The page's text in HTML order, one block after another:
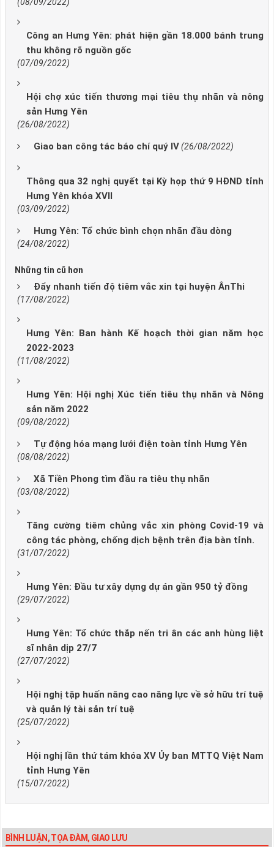
(08/09/2022)
Công an Hưng Yên: phát hiện gần 18.000 bánh trung
thu không rõ nguồn gốc
(07/09/2022)
Hội chợ xúc tiến thương mại tiêu thụ nhãn và nông
sản Hưng Yên
(26/08/2022)
Giao ban công tác báo chí quý IV(26/08/2022)
Thông qua 32 nghị quyết tại Kỳ họp thứ 9 HĐND tỉnh
Hưng Yên khóa XVII
(03/09/2022)
Hưng Yên: Tổ chức bình chọn nhãn đầu dòng
(24/08/2022)
Những tin cũ hơn
Đẩy nhanh tiến độ tiêm vắc xin tại huyện ÂnThi
(17/08/2022)
Hưng Yên: Ban hành Kế hoạch thời gian năm học
2022-2023
(11/08/2022)
Hưng Yên: Hội nghị Xúc tiến tiêu thụ nhãn và Nông
sản năm 2022
(09/08/2022)
Tự động hóa mạng lưới điện toàn tỉnh Hưng Yên
(08/08/2022)
Xã Tiền Phong tìm đầu ra tiêu thụ nhãn
(03/08/2022)
Tăng cường tiêm chủng vắc xin phòng Covid-19 và
công tác phòng, chống dịch bệnh trên địa bàn tỉnh.
(31/07/2022)
Hưng Yên: Đầu tư xây dựng dự án gần 950 tỷ đồng
(29/07/2022)
Hưng Yên: Tổ chức thắp nến tri ân các anh hùng liệt
sĩ nhân dịp 27/7
(27/07/2022)
Hội nghị tập huấn nâng cao năng lực về sở hữu trí tuệ
và quản lý tài sản trí tuệ
(25/07/2022)
Hội nghị lần thứ tám khóa XV Ủy ban MTTQ Việt Nam
tỉnh Hưng Yên
(15/07/2022)
BÌNH LUẬN, TỌA ĐÀM, GIAO LƯU